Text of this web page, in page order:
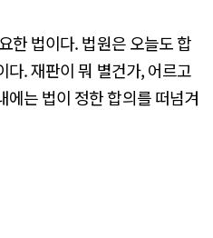
한 법이다. 법원은 오늘도 합
다. 재판이 뭐 별건가, 어르고
에는 법이 정한 합의를 떠넘겨